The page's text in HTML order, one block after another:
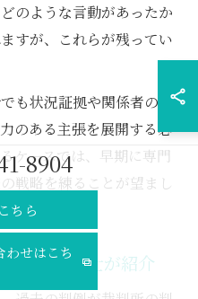
のような言動があったか
すが、これらが残ってい
も状況証拠や関係者の証
のある主張を展開する必
ケースでは、早期に専門
戦略を練ることが望まし
例を弁護士が紹介
8904
ちら
せはこち